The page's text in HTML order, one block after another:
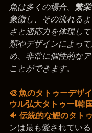
魚は多くの場合、
繁
象徴し、その流れる
さと適応力を体現し
類やデザインによっ
め、非常に個性的な
ことができます。
🎨 魚のタトゥーデザ
ウル弘大タトゥー(韓
🐠 伝統的な鯉のタト
ンは最も愛されている